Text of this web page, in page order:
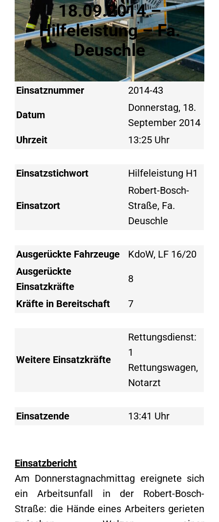
18.09.2014 –
Hilfeleistung – Fa.
Deuschle
Einsatznummer 2014-43
Datum
Donnerstag, 18.
September 2014
Uhrzeit
13:25 Uhr
Einsatzstichwort Hilfeleistung H1
Einsatzort
Robert-Bosch-
Straße, Fa.
Deuschle
Ausgerückte Fahrzeuge
KdoW, LF 16/20
Ausgerückte
Einsatzkräfte
8
Kräfte in Bereitschaft 7
Weitere Einsatzkräfte
Rettungsdienst:
1
Rettungswagen,
Notarzt
Einsatzende 13:41 Uhr
Einsatzbericht
Am Donnerstagnachmittag ereignete sich
ein Arbeitsunfall in der Robert-Bosch-
Straße: die Hände eines Arbeiters gerieten